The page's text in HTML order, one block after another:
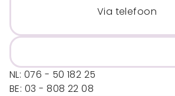
Via telefoon
NL: 076 - 50 182 25
BE: 03 - 808 22 08